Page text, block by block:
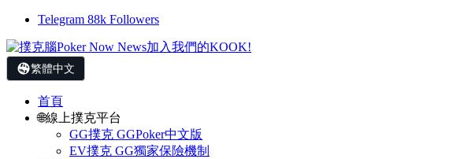
Telegram 88k Followers
繁體中文
首頁
🌐線上撲克平台
GG撲克 GGPoker中文版
EV撲克 GG獨家保險機制